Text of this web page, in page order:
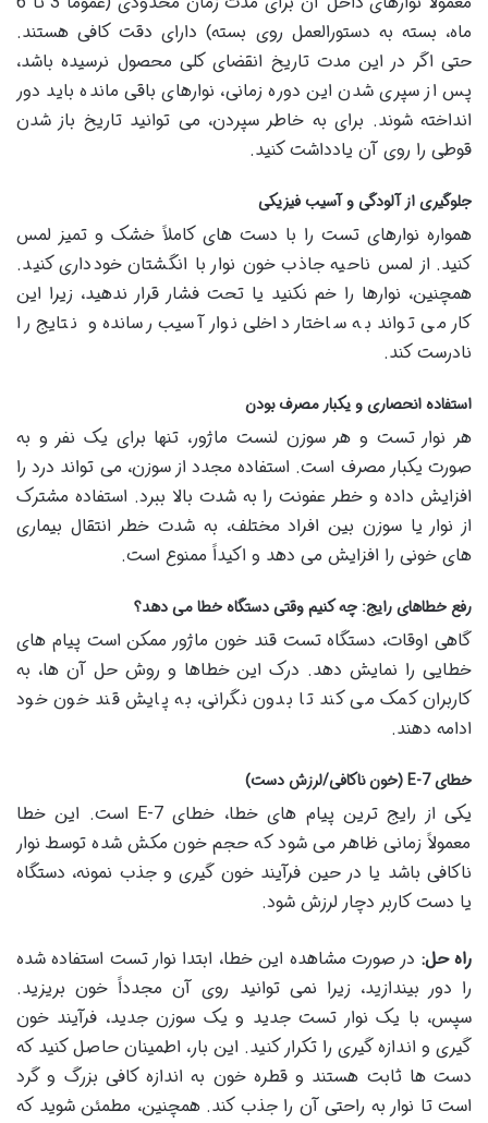
ماه، بسته به دستورالعمل روی بسته) دارای دقت کافی هستند.
حتی اگر در این مدت تاریخ انقضای کلی محصول نرسیده باشد،
پس از سپری شدن این دوره زمانی، نوارهای باقی مانده باید دور
انداخته شوند. برای به خاطر سپردن، می توانید تاریخ باز شدن
قوطی را روی آن یادداشت کنید.
جلوگیری از آلودگی و آسیب فیزیکی
همواره نوارهای تست را با دست های کاملاً خشک و تمیز لمس
کنید. از لمس ناحیه جاذب خون نوار با انگشتان خودداری کنید.
همچنین، نوارها را خم نکنید یا تحت فشار قرار ندهید، زیرا این
کار می تواند به ساختار داخلی نوار آسیب رسانده و نتایج را
نادرست کند.
استفاده انحصاری و یکبار مصرف بودن
هر نوار تست و هر سوزن لنست ماژور، تنها برای یک نفر و به
صورت یکبار مصرف است. استفاده مجدد از سوزن، می تواند درد را
افزایش داده و خطر عفونت را به شدت بالا ببرد. استفاده مشترک
از نوار یا سوزن بین افراد مختلف، به شدت خطر انتقال بیماری
های خونی را افزایش می دهد و اکیداً ممنوع است.
رفع خطاهای رایج: چه کنیم وقتی دستگاه خطا می دهد؟
گاهی اوقات، دستگاه تست قند خون ماژور ممکن است پیام های
خطایی را نمایش دهد. درک این خطاها و روش حل آن ها، به
کاربران کمک می کند تا بدون نگرانی، به پایش قند خون خود
ادامه دهند.
خطای E-7 (خون ناکافی/لرزش دست)
یکی از رایج ترین پیام های خطا، خطای E-7 است. این خطا
معمولاً زمانی ظاهر می شود که حجم خون مکش شده توسط نوار
ناکافی باشد یا در حین فرآیند خون گیری و جذب نمونه، دستگاه
یا دست کاربر دچار لرزش شود.
راه حل: در صورت مشاهده این خطا، ابتدا نوار تست استفاده شده
را دور بیندازید، زیرا نمی توانید روی آن مجدداً خون بریزید.
سپس، با یک نوار تست جدید و یک سوزن جدید، فرآیند خون
گیری و اندازه گیری را تکرار کنید. این بار، اطمینان حاصل کنید که
دست ها ثابت هستند و قطره خون به اندازه کافی بزرگ و گرد
است تا نوار به راحتی آن را جذب کند. همچنین، مطمئن شوید که